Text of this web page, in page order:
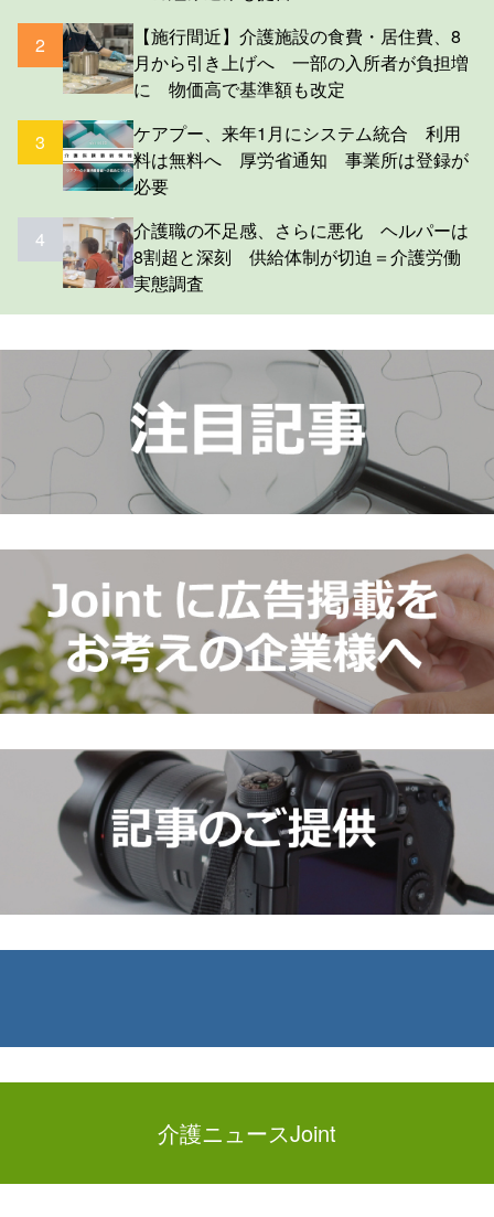
2
【施行間近】介護施設の食費・居住費、8
月から引き上げへ 一部の入所者が負担増
に 物価高で基準額も改定
3
ケアプー、来年1月にシステム統合 利用
料は無料へ 厚労省通知 事業所は登録が
必要
4
介護職の不足感、さらに悪化 ヘルパーは
8割超と深刻 供給体制が切迫＝介護労働
実態調査
介護ニュースJoint